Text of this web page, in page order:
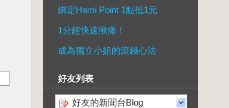
綁定Hami Point 1點抵1元
1分鐘快速揪痛！
成為獨立小姐的滾錢心法
好友列表
好友的新聞台Blog